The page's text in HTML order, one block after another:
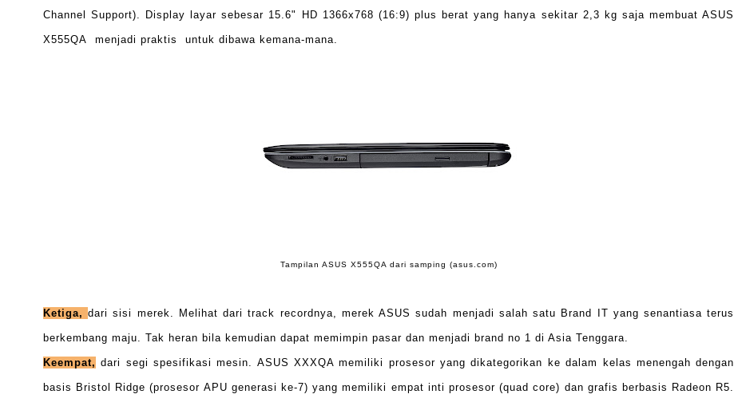
Channel Support). Display layar sebesar 15.6" HD 1366x768 (16:9) plus berat yang hanya sekitar 2,3 kg saja membuat ASUS
X555QA menjadi praktis untuk dibawa kemana-mana.
Tampilan ASUS X555QA dari samping (asus.com)
Ketiga,dari sisi merek. Melihat dari track recordnya, merek ASUS sudah menjadi salah satu Brand IT yang senantiasa terus
berkembang maju. Tak heran bila kemudian dapat memimpin pasar dan menjadi brand no 1 di Asia Tenggara.
Keempat, dari segi spesifikasi mesin. ASUS XXXQA memiliki prosesor yang dikategorikan ke dalam kelas menengah dengan
basis Bristol Ridge (prosesor APU generasi ke-7) yang memiliki empat inti prosesor (quad core) dan grafis berbasis Radeon R5.